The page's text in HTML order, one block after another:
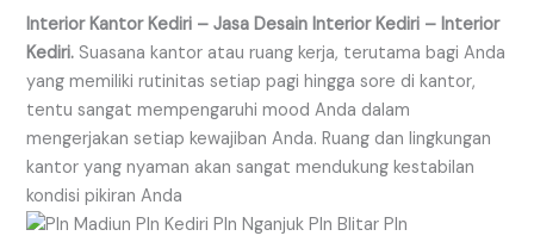
Interior Kantor Kediri – Jasa Desain Interior Kediri – Interior
Kediri. Suasana kantor atau ruang kerja, terutama bagi Anda
yang memiliki rutinitas setiap pagi hingga sore di kantor,
tentu sangat mempengaruhi mood Anda dalam
mengerjakan setiap kewajiban Anda. Ruang dan lingkungan
kantor yang nyaman akan sangat mendukung kestabilan
kondisi pikiran Anda